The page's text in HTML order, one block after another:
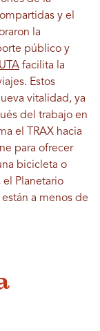
y el
la
público y
facilita la
Estos
vitalidad, ya
del trabajo en
el TRAX hacia
para ofrecer
bicicleta o
el Planetario
a menos de